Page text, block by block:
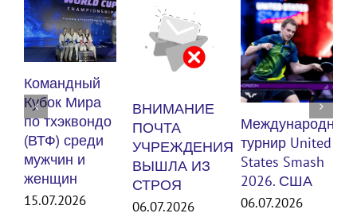
Командный
Кубок Мира
по тхэквондо
(ВТФ) среди
мужчин и
женщин
15.07.2026
ВНИМАНИЕ
ПОЧТА
УЧРЕЖДЕНИЯ
ВЫШЛА ИЗ
СТРОЯ
06.07.2026
Международный
турнир United
States Smash
2026. США
06.07.2026